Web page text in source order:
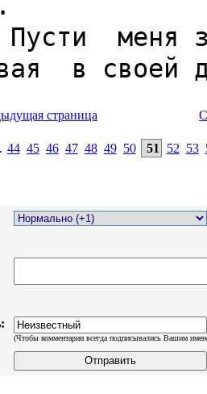
страница
44 45 46 47 48 49 50 51 52 53
(Чтобы комментарии всегда подписывались Вашим